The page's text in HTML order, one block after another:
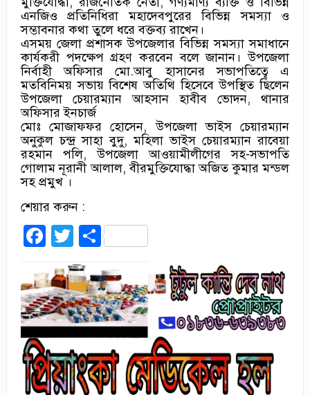
এনজিও প্রতিনিধিরা মহাদেবপুরের বিভিন্ন সমস্যা ও
সম্ভাবনার কথা তুলে ধরে বক্তব্য রাখেন।
এসময় জেলা প্রশাসক উপজেলার বিভিন্ন সমস্যা সমাধানে
কার্যকরী পদক্ষেপ গ্রহণ করবেন বলে জানান। উপজেলা
নির্বাহী অফিসার মো.আবু হাসানের সভাপতিত্বে এ
মতবিনিময় সভায় বিশেষ অতিথি হিসেবে উপস্থিত ছিলেন
উপজেলা চেয়ারম্যান আহসান হাবীব ভোদন, থানার
অফিসার ইনচার্জ
মোঃ মোজাফফর হোসেন, উপজেলা ভাইস চেয়ারম্যান
অনুকুল চন্দ্র সাহা বুদু, মহিলা ভাইস চেয়ারম্যান রাবেয়া
রহমান পলি, উপজেলা আওয়ামীলীগের সহ-সভাপতি
গোলাম নূরানী আলাল, বীরমুক্তিযোদ্ধা অজিত কুমার মন্ডল
সহ প্রমুখ ।
শেয়ার করুন :
Facebook
Twitter
Share